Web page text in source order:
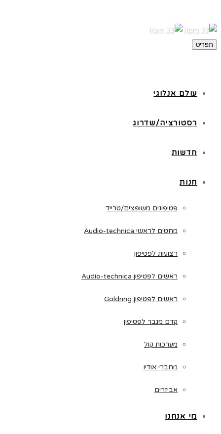
תפריט
עולם אנלוגי
רסטורציה/שדרוג
חדשות
חנות
פטיפונים משופצים/טרייד
מחטים לראשי Audio-technica
רצועות לפטיפון
ראשים לפטיפון Audio-technica
ראשים לפטיפון Goldring
קדם מגבר לפטיפון
מערכות קול
מחברי אודיו
אביזרים
מי אנחנו